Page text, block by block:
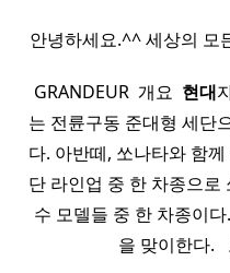
안녕하세요.^^ 세상의 모
GRANDEUR ​ 개요 ​ 현대
는 전륜구동 준대형 세단
다. 아반떼, 쏘나타와 함께
단 라인업 중 한 차종으로
수 모델들 중 한 차종이
을 맞이한다.